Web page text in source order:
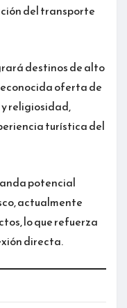
del transporte
destinos de alto
oferta de
religiosidad,
turística del
potencial
actualmente
lo que refuerza
directa.